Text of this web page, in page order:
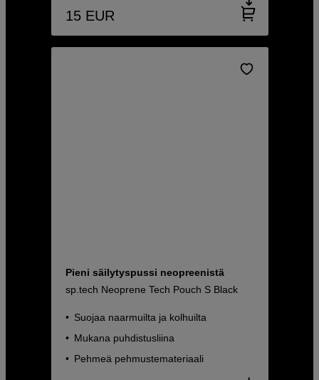
15 EUR
Pieni säilytyspussi neopreenistä
sp.tech Neoprene Tech Pouch S Black
Suojaa naarmuilta ja kolhuilta
Mukana puhdistusliina
Pehmeä pehmustemateriaali